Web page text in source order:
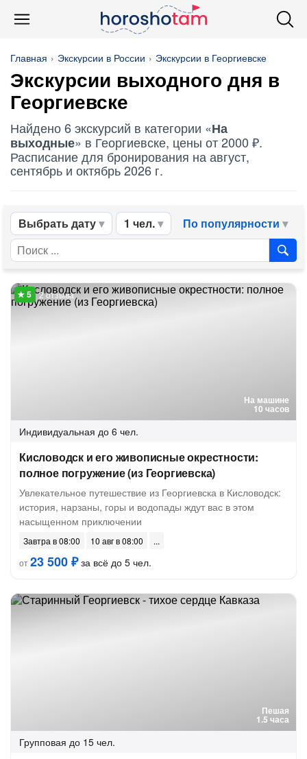
Главная Экскурсии в России Экскурсии в Георгиевске
Экскурсии выходного дня в
Георгиевске
Найдено 6 экскурсий в категории «На
выходные» в Георгиевске, цены от 2000 ₽.
Расписание для бронирования на август,
сентябрь и октябрь 2026 г.
Выбрать дату 1 чел. По популярности
На машине
10 часов
2 отзыва
Индивидуальная до 6 чел.
Кисловодск и его живописные окрестности:
полное погружение (из Георгиевска)
Увлекательное путешествие из Георгиевска в Кисловодск:
история, нарзаны, горы и водопады ждут вас в этом
насыщенном приключении
Завтра в 08:00
10 авг в 08:00
от23 500 ₽за всё до 5 чел.
Пешая
1.5 часа
Групповая до 15 чел.